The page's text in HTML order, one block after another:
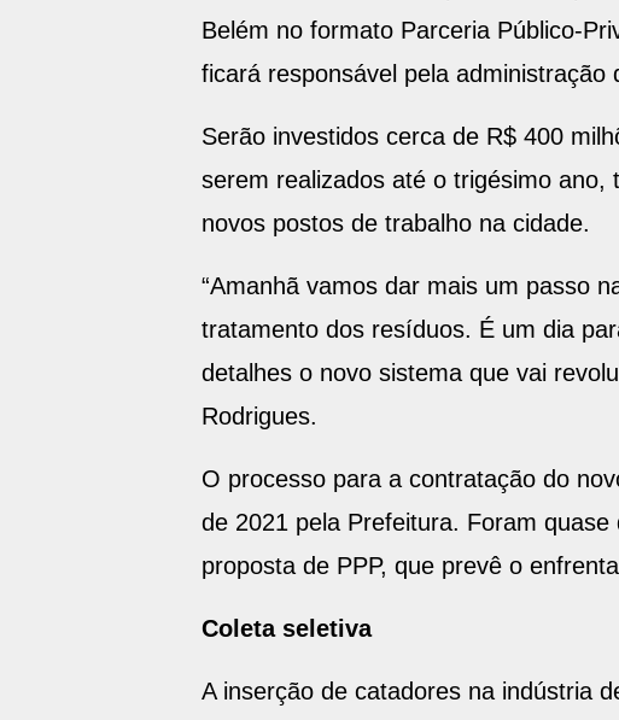
Belém no formato Parceria Público-
ficará responsável pela administração
Serão investidos cerca de R$ 400
serem realizados até o trigésimo ano,
novos postos de trabalho na cidade.
“Amanhã vamos dar mais um passo
tratamento dos resíduos. É um dia
detalhes o novo sistema que vai
Rodrigues.
O processo para a contratação do
de 2021 pela Prefeitura. Foram
proposta de PPP, que prevê o
Coleta seletiva
A inserção de catadores na indústria